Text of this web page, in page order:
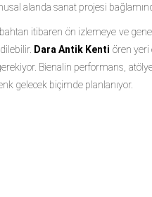
alanda sanat projesi
itibaren ön izlemeye ve
Dara Antik Kenti ören yeri
Bienalin performans,
gelecek biçimde planlanıyor.